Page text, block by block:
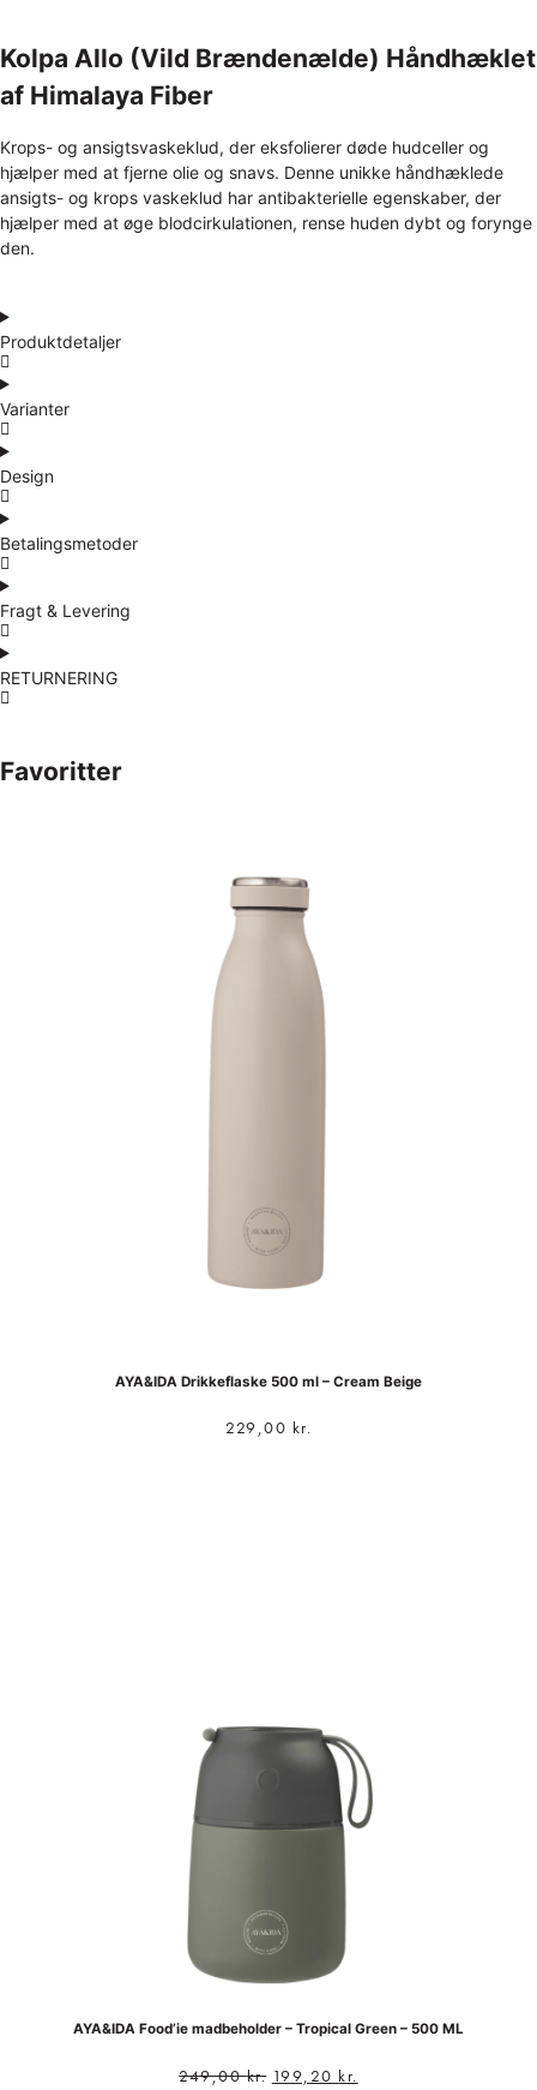
Kolpa Allo (Vild Brændenælde) Håndhæklet
af Himalaya Fiber
Krops- og ansigtsvaskeklud, der eksfolierer døde hudceller og
hjælper med at fjerne olie og snavs. Denne unikke håndhæklede
ansigts- og krops vaskeklud har antibakterielle egenskaber, der
hjælper med at øge blodcirkulationen, rense huden dybt og forynge
den.
Produktdetaljer
Varianter
Design
Betalingsmetoder
Fragt & Levering
RETURNERING
Favoritter
AYA&IDA Drikkeflaske 500 ml – Cream Beige
229,00 kr.
AYA&IDA Food’ie madbeholder – Tropical Green – 500 ML
249,00kr. 199,20 kr.